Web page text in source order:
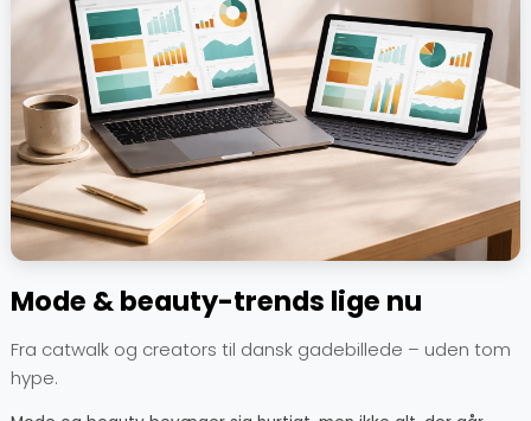
Mode & beauty-trends lige nu
Fra catwalk og creators til dansk gadebillede – uden tom
hype.